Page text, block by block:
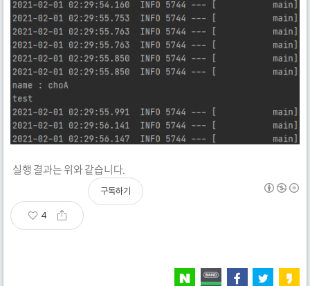
실행 결과는 위와 같습니다.
4
구독하기